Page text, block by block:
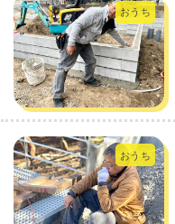
おうち
おうち